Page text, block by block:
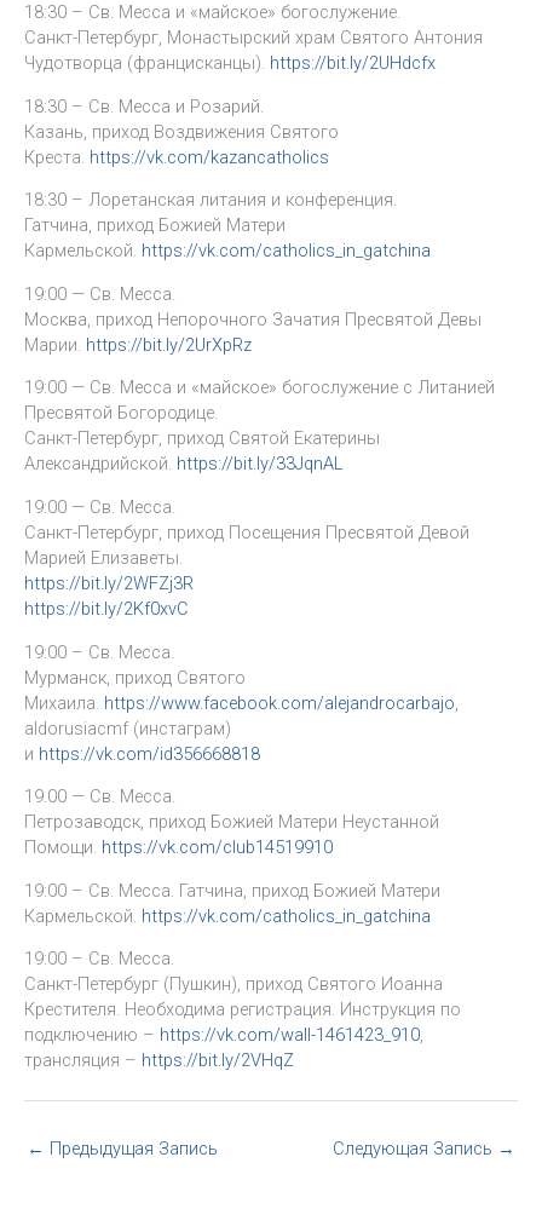
18:30 – Св. Месса и «майское» богослужение.
Санкт-Петербург, Монастырский храм Святого Антония
Чудотворца (францисканцы). https://bit.ly/2UHdcfx
18:30 – Св. Месса и Розарий.
Казань, приход Воздвижения Святого
Креста. https://vk.com/kazancatholics
18:30 – Лоретанская литания и конференция.
Гатчина, приход Божией Матери
Кармельской. https://vk.com/catholics_in_gatchina
19:00 — Св. Месса.
Москва, приход Непорочного Зачатия Пресвятой Девы
Марии. https://bit.ly/2UrXpRz
19:00 — Св. Месса и «майское» богослужение с Литанией
Пресвятой Богородице.
Санкт-Петербург, приход Святой Екатерины
Александрийской. https://bit.ly/33JqnAL
19:00 — Св. Месса.
Санкт-Петербург, приход Посещения Пресвятой Девой
Марией Елизаветы.
https://bit.ly/2WFZj3R
https://bit.ly/2Kf0xvC
19:00 – Св. Месса.
Мурманск, приход Святого
Михаила. https://www.facebook.com/alejandrocarbajo
aldorusiacmf (инстаграм)
и https://vk.com/id356668818
19.00 — Св. Месса.
Петрозаводск, приход Божией Матери Неустанной
Помощи. https://vk.com/club14519910
19:00 – Св. Месса. Гатчина, приход Божией Матери
Кармельской. https://vk.com/catholics_in_gatchina
19:00 – Св. Месса.
Санкт-Петербург (Пушкин), приход Святого Иоанна
Крестителя. Необходима регистрация. Инструкция по
подключению – https://vk.com/wall-1461423_910,
трансляция – https://bit.ly/2VHqZ
← Предыдущая Запись Следующая Запись →